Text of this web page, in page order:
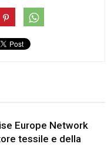
Europe Network
tessile e della